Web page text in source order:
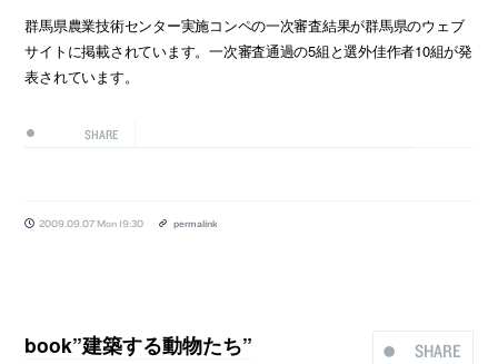
群馬県農業技術センター実施コンペの一次審査結果が群馬県のウェブ
サイトに掲載されています。一次審査通過の5組と選外佳作者10組が発
表されています。
SHARE
2009.09.07 Mon 19:30 permalink
SHARE
book”建築する動物たち”